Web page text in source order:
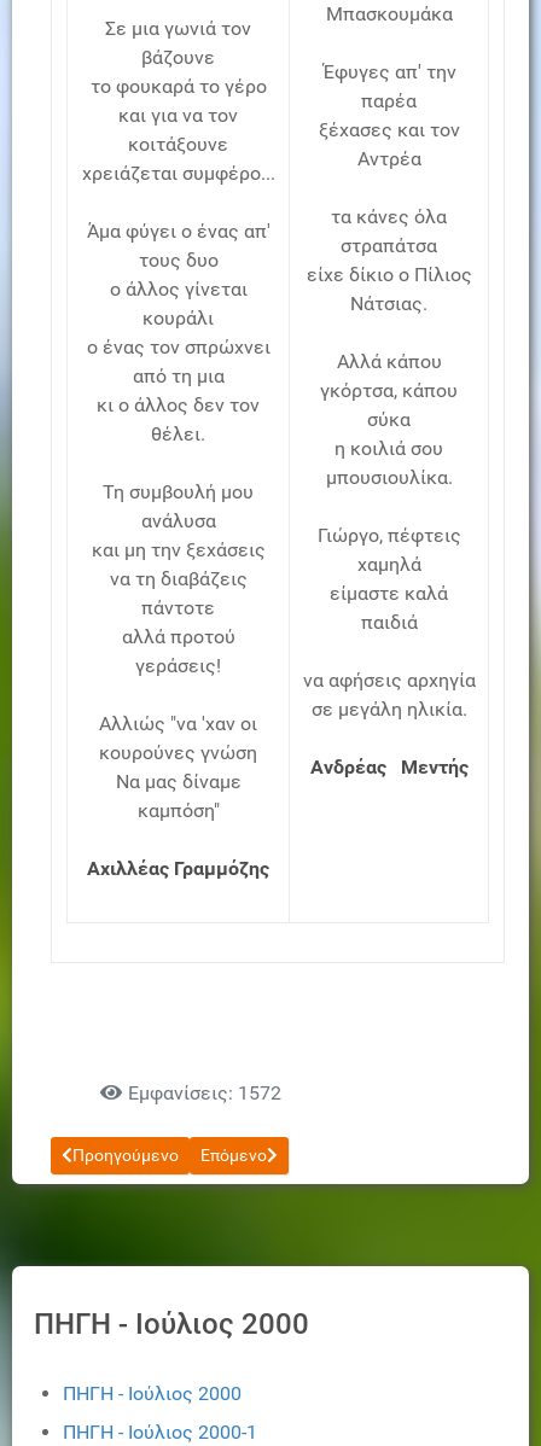
Σε μια γωνιά τον
βάζουνε
το φουκαρά το γέρο
και για να τον
κοιτάξουνε
χρειάζεται συμφέρο...
Άμα φύγει ο ένας απ'
τους δυο
ο άλλος γίνεται
κουράλι
ο ένας τον σπρώχνει
από τη μια
κι ο άλλος δεν τον
θέλει.
Τη συμβουλή μου
ανάλυσα
και μη την ξεχάσεις
να τη διαβάζεις
πάντοτε
αλλά προτού
γεράσεις!
Αλλιώς "να 'χαν οι
κουρούνες γνώση
Να μας δίναμε
καμπόση"
Αχιλλέας Γραμμόζης
Μπασκουμάκα
Έφυγες απ' την
παρέα
ξέχασες και τον
Αντρέα
τα κάνες όλα
στραπάτσα
είχε δίκιο ο Πίλιος
Νάτσιας.
Αλλά κάπου
γκόρτσα, κάπου
σύκα
η κοιλιά σου
μπουσιουλίκα.
Γιώργο, πέφτεις
χαμηλά
είμαστε καλά
παιδιά
να αφήσεις αρχηγία
σε μεγάλη ηλικία.
Ανδρέας Μεντής
Εμφανίσεις: 1572
Προηγούμενο άρθρο: ΠΗΓΗ - Ιούλιος 2000-4
Προηγούμενο Επόμενο άρθρο: ΠΗΓΗ - Ιούλιος 2000-6
Επόμενο
ΠΗΓΗ - Ιούλιος 2000
ΠΗΓΗ - Ιούλιος 2000
ΠΗΓΗ - Ιούλιος 2000-1